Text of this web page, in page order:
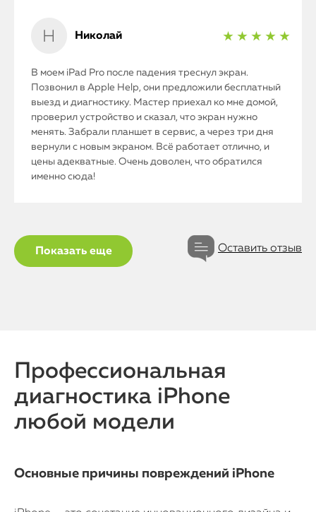
Николай ★ ★ ★ ★ ★
В моем iPad Pro после падения треснул экран.
Позвонил в Apple Help, они предложили бесплатный
выезд и диагностику. Мастер приехал ко мне домой,
проверил устройство и сказал, что экран нужно
менять. Забрали планшет в сервис, а через три дня
вернули с новым экраном. Всё работает отлично, и
цены адекватные. Очень доволен, что обратился
именно сюда!
Показать еще Оставить отзыв
Профессиональная
диагностика iPhone
любой модели
Основные причины повреждений iPhone